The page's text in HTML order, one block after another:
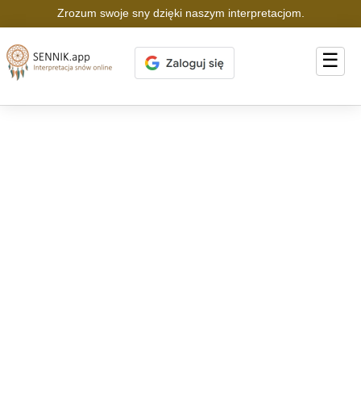
Zrozum swoje sny dzięki naszym interpretacjom.
☰